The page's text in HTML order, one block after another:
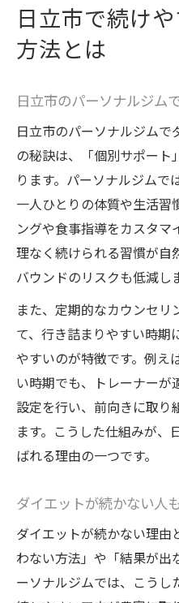
日立市で続け
方法とは
日立市のパーソナルジム
日立市のパーソナルジム
の秘訣は、「個別サポート
ります。パーソナルジムで
一人ひとりの体質や生活習
ングや食事指導をカスタマ
理なく続けられる習慣が自
バウンドのリスクも低減し
また、定期的なカウンセ
て、行き詰まりやすい時期
やすいのが特徴です。例え
い時期でも、トレーナー
設定を行い、前向きに取
ます。こうした仕組みが
ばれる理由の一つです。
ダイエットが続かない人
ダイエットが続かない理由
わない方法」や「結果が出
ーソナルジムでは、こう